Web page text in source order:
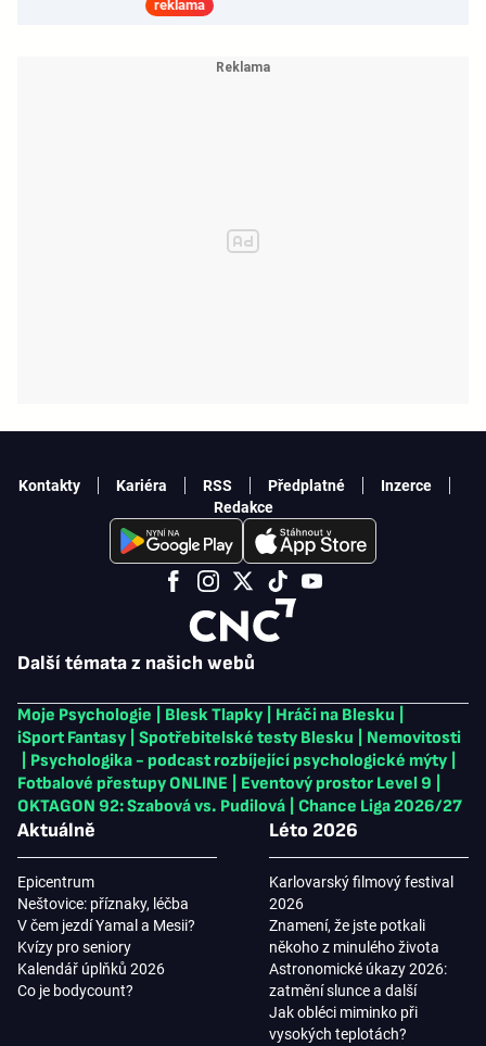
reklama
Další témata z našich webů
Moje Psychologie Blesk Tlapky Hráči na Blesku
iSport Fantasy
Spotřebitelské testy Blesku
Nemovitosti
Psychologika - podcast rozbíjející psychologické mýty
Fotbalové přestupy ONLINE
Eventový prostor Level 9
OKTAGON 92: Szabová vs. Pudilová
Chance Liga 2026/27
Aktuálně
Epicentrum
Neštovice: příznaky, léčba
V čem jezdí Yamal a Mesii?
Kvízy pro seniory
Kalendář úplňků 2026
Co je bodycount?
Léto 2026
Karlovarský filmový festival
2026
Znamení, že jste potkali
někoho z minulého života
Astronomické úkazy 2026:
zatmění slunce a další
Jak obléci miminko při
vysokých teplotách?
Kontakty Kariéra RSS Předplatné
Inzerce
Redakce